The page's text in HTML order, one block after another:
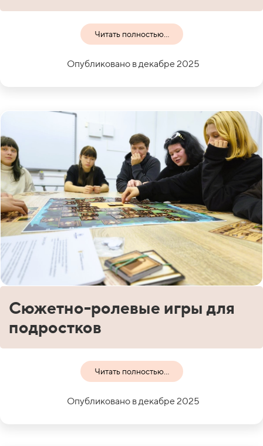
Читать полностью...
Опубликовано в декабре 2025
Сюжетно-ролевые игры для
подростков
Читать полностью...
Опубликовано в декабре 2025